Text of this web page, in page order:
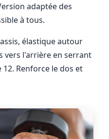
adaptée des
à tous.
assis, élastique autour
vers l'arrière en serrant
Renforce le dos et